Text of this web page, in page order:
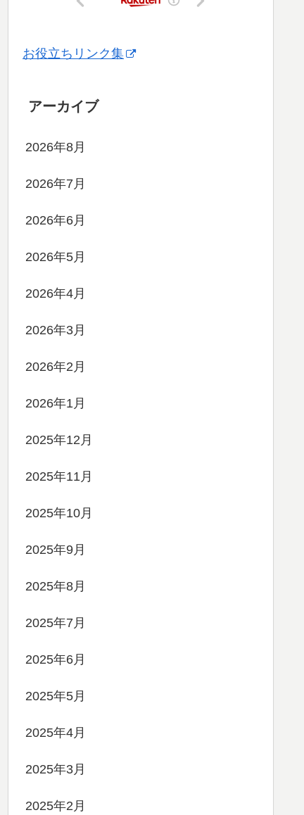
お役立ちリンク集
アーカイブ
2026年8月
2026年7月
2026年6月
2026年5月
2026年4月
2026年3月
2026年2月
2026年1月
2025年12月
2025年11月
2025年10月
2025年9月
2025年8月
2025年7月
2025年6月
2025年5月
2025年4月
2025年3月
2025年2月